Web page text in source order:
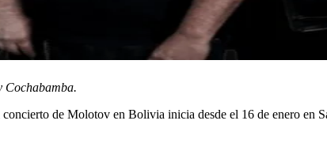
Cochabamba.
de Molotov en Bolivia inicia desde el 16 de enero en